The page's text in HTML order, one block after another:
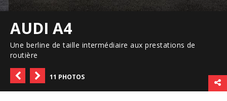
AUDI A4
Une berline de taille intermédiaire aux prestations de
routière
11 PHOTOS